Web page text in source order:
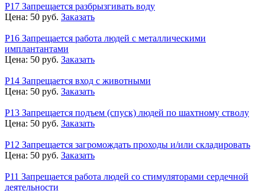
Р17 Запрещается разбрызгивать воду
Цена: 50 руб. Заказать
Р16 Запрещается работа людей с металлическими
имплантантами
Цена: 50 руб. Заказать
Р14 Запрещается вход с животными
Цена: 50 руб. Заказать
Р13 Запрещается подъем (спуск) людей по шахтному стволу
Цена: 50 руб. Заказать
Р12 Запрещается загромождать проходы и/или складировать
Цена: 50 руб. Заказать
Р11 Запрещается работа людей со стимуляторами сердечной
деятельности